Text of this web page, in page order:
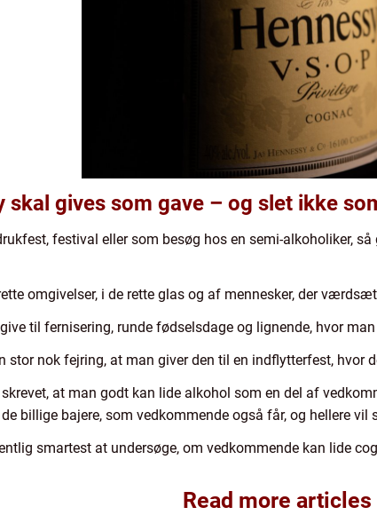
skal gives som gave – og slet ikke
festival eller som besøg hos en semi-alkoholiker,
omgivelser, i de rette glas og af mennesker, der
til fernisering, runde fødselsdage og lignende, hvor
stor nok fejring, at man giver den til en indflytterfest, hvor
at man godt kan lide alkohol som en del af
billige bajere, som vedkommende også får, og hellere vil
smartest at undersøge, om vedkommende kan lide
Read more articles